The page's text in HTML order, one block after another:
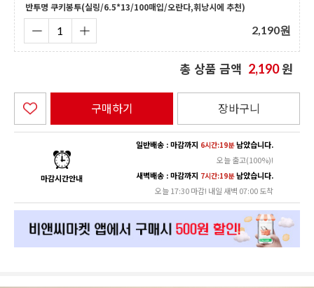
반투명 쿠키봉투(실링/6.5*13/100매입/오란다,휘낭시에 추천)
2,190원
총 상품 금액 2,190원
구매하기 장바구니
마감시간안내
일반배송 : 마감까지 6시간:19분남았습니다.
오늘 출고(100%)!
새벽배송 : 마감까지 7시간:19분남았습니다.
오늘 17:30 마감! 내일 새벽 07:00 도착